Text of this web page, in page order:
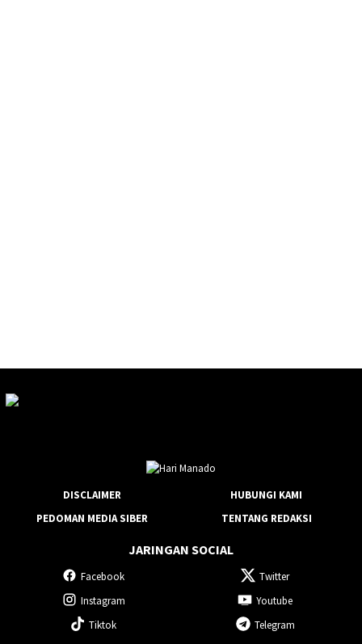
DISCLAIMER
HUBUNGI KAMI
PEDOMAN MEDIA SIBER
TENTANG REDAKSI
JARINGAN SOCIAL
Facebook
Twitter
Instagram
Youtube
Tiktok
Telegram